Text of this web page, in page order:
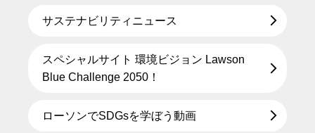
サステナビリティニュース
スペシャルサイト 環境ビジョン Lawson
Blue Challenge 2050！
ローソンでSDGsを学ぼう動画